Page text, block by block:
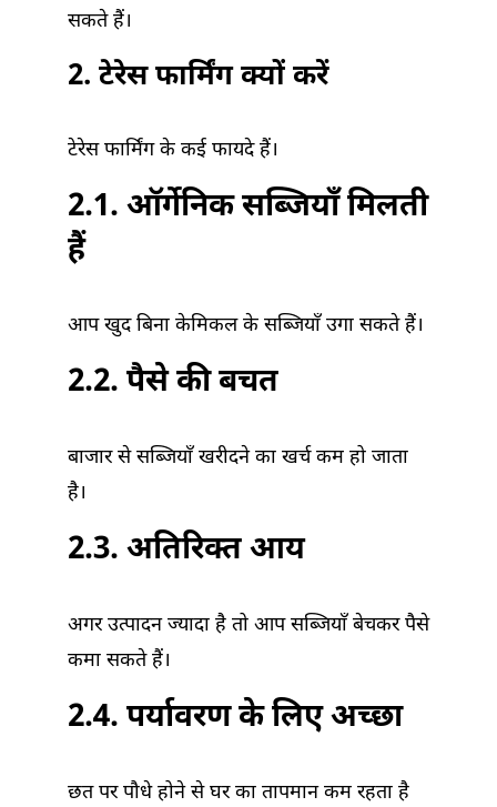
सकते हैं।
2. टेरेस फार्मिंग क्यों करें
टेरेस फार्मिंग के कई फायदे हैं।
2.1. ऑर्गेनिक सब्जियाँ मिलती
हैं
आप खुद बिना केमिकल के सब्जियाँ उगा सकते हैं।
2.2. पैसे की बचत
बाजार से सब्जियाँ खरीदने का खर्च कम हो जाता
है।
2.3. अतिरिक्त आय
अगर उत्पादन ज्यादा है तो आप सब्जियाँ बेचकर पैसे
कमा सकते हैं।
2.4. पर्यावरण के लिए अच्छा
छत पर पौधे होने से घर का तापमान कम रहता है